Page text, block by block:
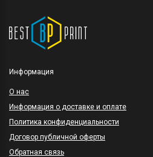
Информация
O нас
Информация о доставке и оплате
Политика конфиденциальности
Договор публичной оферты
Обратная связь